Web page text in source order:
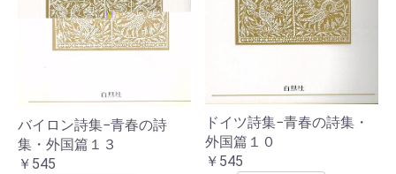
バイロン詩集−青春の詩
集・外国篇１３
￥545
ドイツ詩集−青春の詩集・
外国篇１０
￥545